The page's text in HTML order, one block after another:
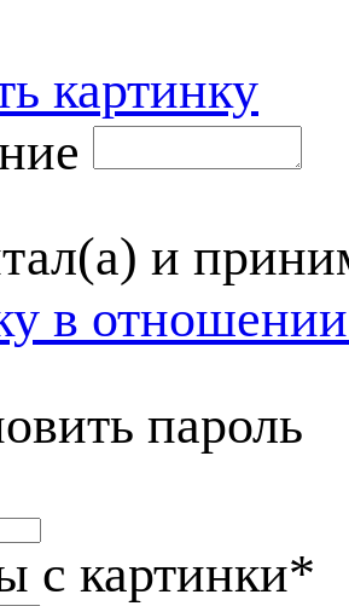
картинку
и
в
пароль
с картинки*